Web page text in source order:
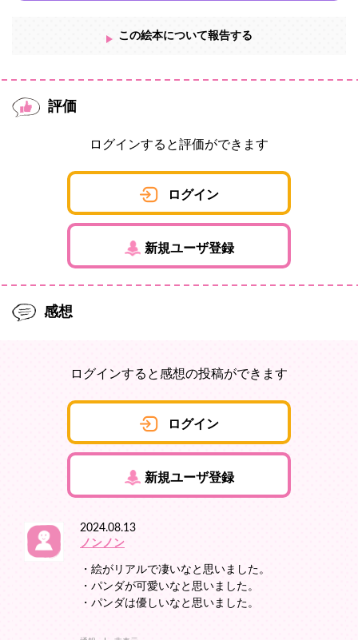
より、その生きものが生きやすい色や模様のほうが良いのです。
ら影響を受けるということです。自然界はすべて繋がっているの
にもわかったのでしょう。生きもの全てに、生まれ持った役目が
この絵本について報告する
評価
ログインすると評価ができます
ログイン
新規ユーザ登録
感想
ログインすると感想の投稿ができます
ログイン
新規ユーザ登録
2024.08.13
ノンノン
・絵がリアルで凄いなと思いました。
・パンダが可愛いなと思いました。
・パンダは優しいなと思いました。